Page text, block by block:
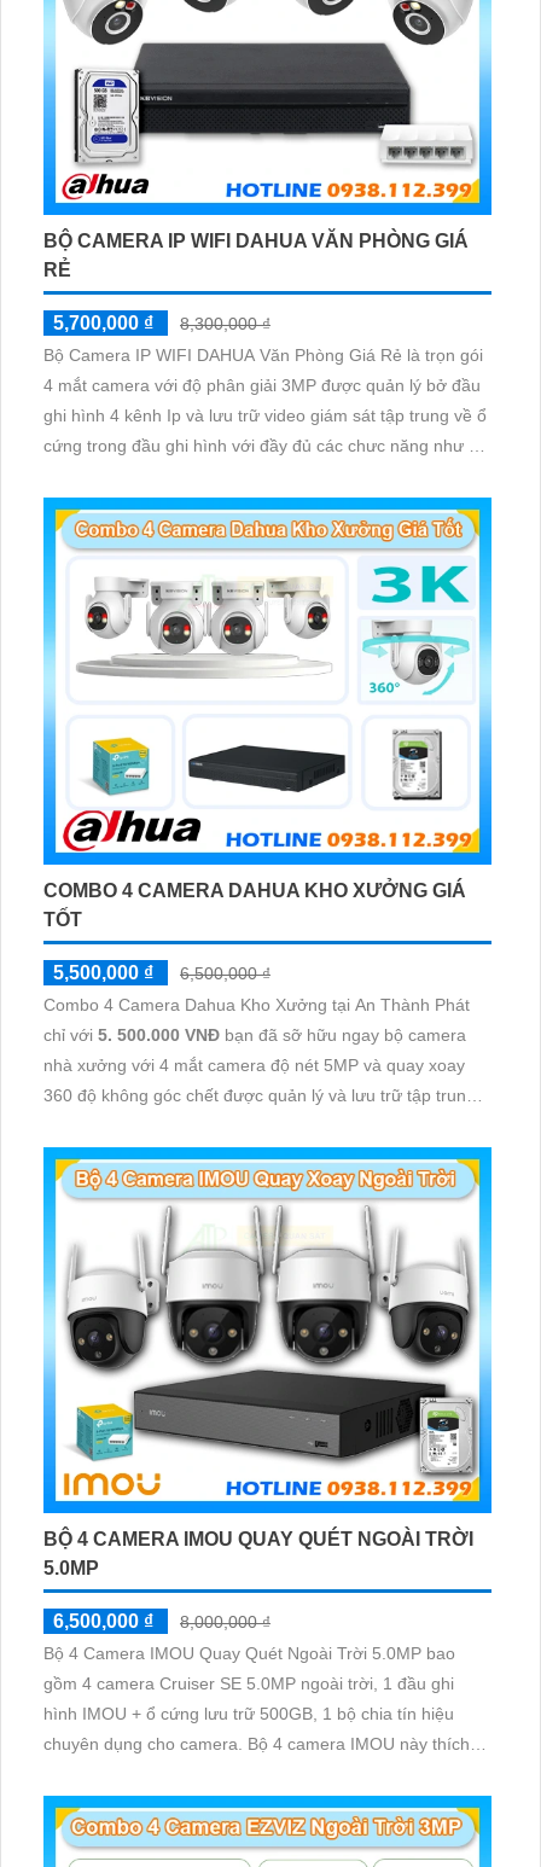
BỘ CAMERA IP WIFI DAHUA VĂN PHÒNG GIÁ
RẺ
5,700,000 ₫
8,300,000 ₫
Bộ Camera IP WIFI DAHUA Văn Phòng Giá Rẻ là trọn gói
4 mắt camera với độ phân giải 3MP được quản lý bở đầu
ghi hình 4 kênh Ip và lưu trữ video giám sát tập trung về ổ
cứng trong đầu ghi hình với đầy đủ các chưc năng như AI
giám sát có màu vào ban đêm
COMBO 4 CAMERA DAHUA KHO XƯỞNG GIÁ
TỐT
5,500,000 ₫
6,500,000 ₫
Combo 4 Camera Dahua Kho Xưởng tại An Thành Phát
chỉ với 5. 500.000 VNĐ bạn đã sỡ hữu ngay bộ camera
nhà xưởng với 4 mắt camera độ nét 5MP và quay xoay
360 độ không góc chết được quản lý và lưu trữ tập trung
BỘ 4 CAMERA IMOU QUAY QUÉT NGOÀI TRỜI
5.0MP
6,500,000 ₫
8,000,000 ₫
Bộ 4 Camera IMOU Quay Quét Ngoài Trời 5.0MP bao
gồm 4 camera Cruiser SE 5.0MP ngoài trời, 1 đầu ghi
hình IMOU + ổ cứng lưu trữ 500GB, 1 bộ chia tín hiệu
chuyên dụng cho camera. Bộ 4 camera IMOU này thích
cần giám sát ngoài trời